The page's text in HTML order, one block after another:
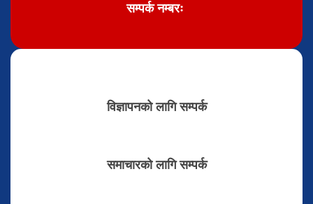
सम्पर्क नम्बरः
विज्ञापनको लागि सम्पर्क
समाचारको लागि सम्पर्क